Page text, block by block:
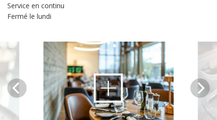
Service en continu
Fermé le lundi
Bildinhalt
öffnen